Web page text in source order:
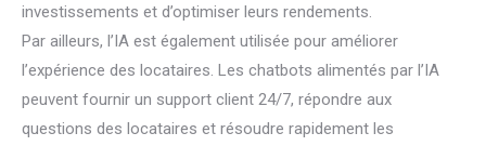
investissements et d’optimiser leurs rendements.
Par ailleurs, l’IA est également utilisée pour améliorer
l’expérience des locataires. Les chatbots alimentés par l’IA
peuvent fournir un support client 24/7, répondre aux
questions des locataires et résoudre rapidement les